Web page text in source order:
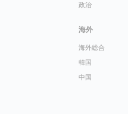
政治
海外
海外総合
韓国
中国